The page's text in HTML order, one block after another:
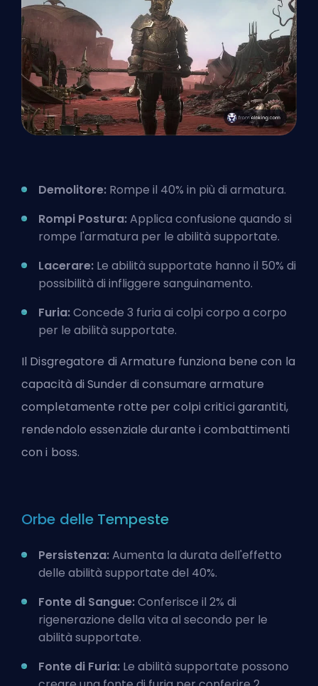
Demolitore: Rompe il 40% in più di armatura.
Rompi Postura:Applica confusione quando si
rompe l'armatura per le abilità supportate.
Lacerare: Le abilità supportate hanno il 50% di
possibilità di infliggere sanguinamento.
Furia:Concede 3 furia ai colpi corpo a corpo
per le abilità supportate.
Il Disgregatore di Armature funziona bene con la
capacità di Sunder di consumare armature
completamente rotte per colpi critici garantiti,
rendendolo essenziale durante i combattimenti
con i boss.
Orbe delle Tempeste
Persistenza:Aumenta la durata dell'effetto
delle abilità supportate del 40%.
Fonte di Sangue:Conferisce il 2% di
rigenerazione della vita al secondo per le
abilità supportate.
Fonte di Furia: Le abilità supportate possono